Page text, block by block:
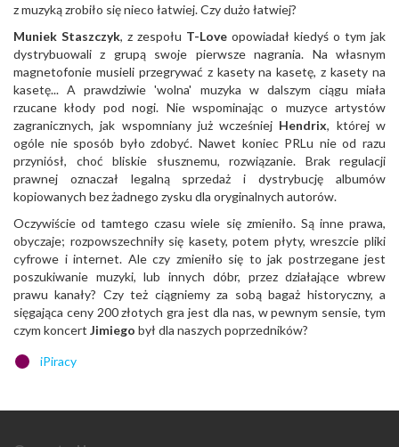
z muzyką zrobiło się nieco łatwiej. Czy dużo łatwiej?
Muniek Staszczyk, z zespołu T-Love opowiadał kiedyś o tym jak
dystrybuowali z grupą swoje pierwsze nagrania. Na własnym
magnetofonie musieli przegrywać z kasety na kasetę, z kasety na
kasetę... A prawdziwie 'wolna' muzyka w dalszym ciągu miała
rzucane kłody pod nogi. Nie wspominając o muzyce artystów
zagranicznych, jak wspomniany już wcześniej Hendrix, której w
ogóle nie sposób było zdobyć. Nawet koniec PRLu nie od razu
przyniósł, choć bliskie słusznemu, rozwiązanie. Brak regulacji
prawnej oznaczał legalną sprzedaż i dystrybucję albumów
kopiowanych bez żadnego zysku dla oryginalnych autorów.
Oczywiście od tamtego czasu wiele się zmieniło. Są inne prawa,
obyczaje; rozpowszechniły się kasety, potem płyty, wreszcie pliki
cyfrowe i internet. Ale czy zmieniło się to jak postrzegane jest
poszukiwanie muzyki, lub innych dóbr, przez działające wbrew
prawu kanały? Czy też ciągniemy za sobą bagaż historyczny, a
sięgająca ceny 200 złotych gra jest dla nas, w pewnym sensie, tym
czym koncert Jimiego był dla naszych poprzedników?
iPiracy